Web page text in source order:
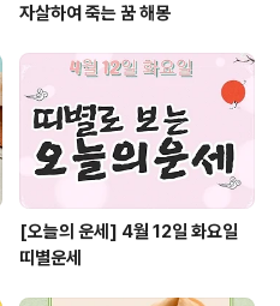
자살하여 죽는 꿈 해몽
[오늘의 운세] 4월 12일 화요일
띠별운세